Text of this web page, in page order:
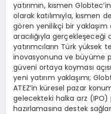
yatırımın, kısmen
olarak katılımıyla, kısmen
gören yenilikçi bir
aracılığıyla gerçekleşeceği
yatırımcıların Türk yüksek
inovasyonuna ve büyüme
güveni ortaya koyması
yeni yatırım yaklaşımı;
ATEZ’in küresel pazar
gelecekteki halka arz (IPO)
hazırlamasına destek